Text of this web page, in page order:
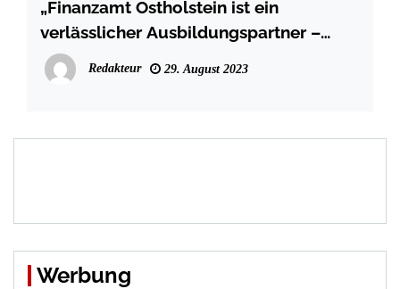
„Finanzamt Ostholstein ist ein
verlässlicher Ausbildungspartner –
Quereinsteiger sind herzlich
willkommen!“
Redakteur 29. August 2023
Werbung